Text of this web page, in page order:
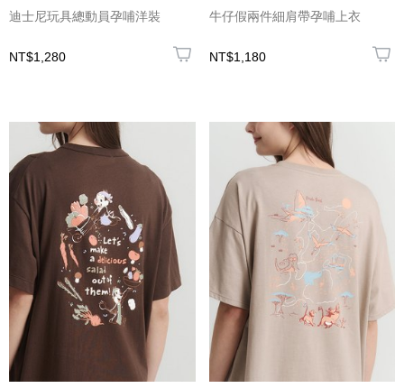
迪士尼玩具總動員孕哺洋裝
NT$1,280
牛仔假兩件細肩帶孕哺上衣
NT$1,180